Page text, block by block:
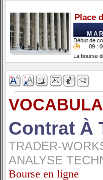
Place
Début de
09 :
La bourse
Contrat À
TRADER-
ANALYSE
Bourse en ligne